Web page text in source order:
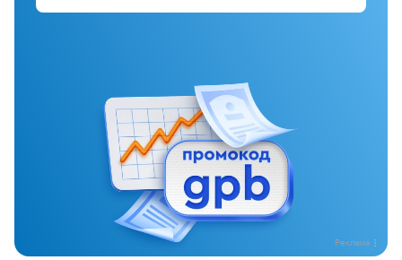
Реклама